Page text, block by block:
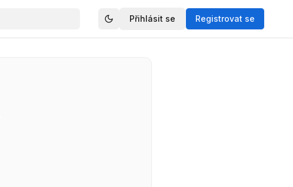
Přihlásit se Registrovat se